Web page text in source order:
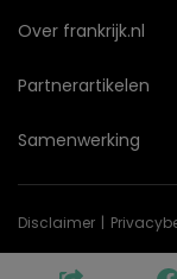
Over frankrijk.nl
Partnerartikelen
Samenwerking
© Copyright 2026
Disclaimer